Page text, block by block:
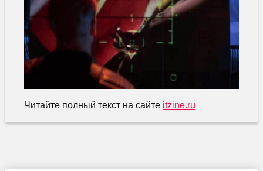
Читайте полный текст на сайте itzine.ru